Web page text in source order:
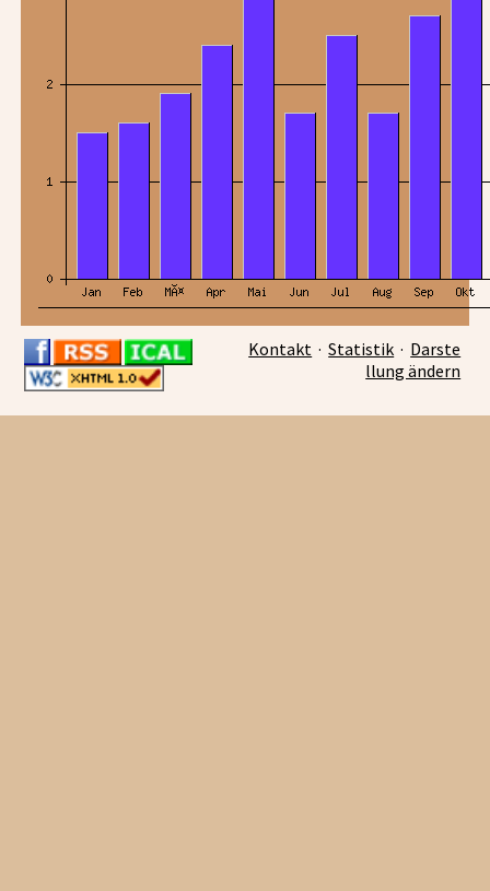
Kontakt ·Statistik · Darste
llung ändern